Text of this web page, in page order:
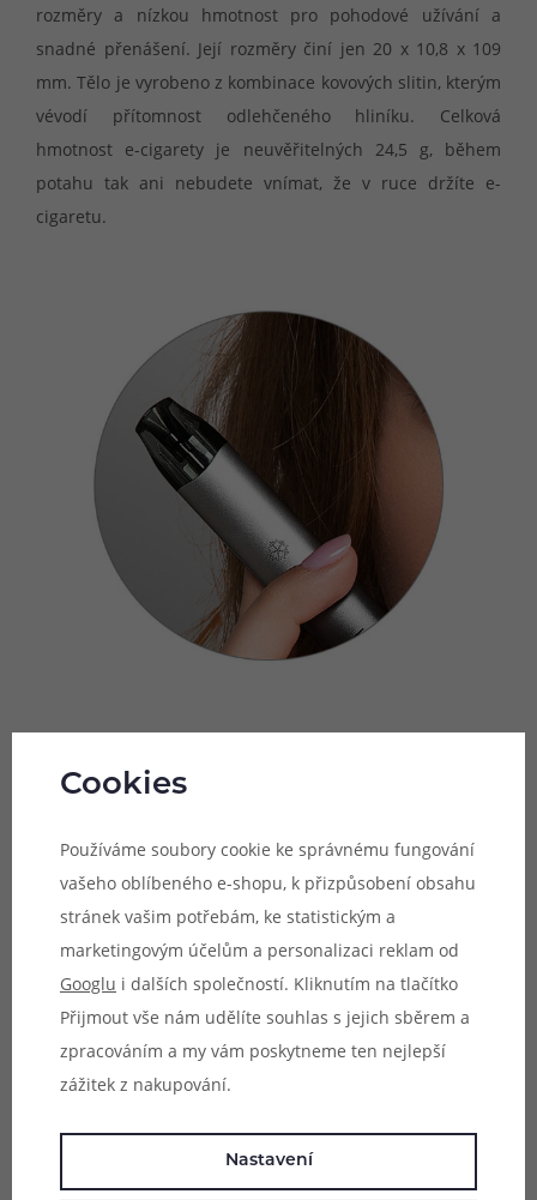
rozměry a nízkou hmotnost pro pohodové užívání a
snadné přenášení. Její rozměry činí jen 20 x 10,8 x 109
mm. Tělo je vyrobeno z kombinace kovových slitin, kterým
vévodí přítomnost odlehčeného hliníku. Celková
hmotnost e-cigarety je neuvěřitelných 24,5 g, během
potahu tak ani nebudete vnímat, že v ruce držíte e-
cigaretu.
tlačítko. Jednoduše naplníte cartridge e-liquidem,
začít potahovat z náustku. Jakmile potáhnete z náustku,
Cookies
Používáme soubory cookie ke správnému fungování
vašeho oblíbeného e-shopu, k přizpůsobení obsahu
stránek vašim potřebám, ke statistickým a
marketingovým účelům a personalizaci reklam od
Googlu i dalších společností. Kliknutím na tlačítko
Přijmout vše nám udělíte souhlas s jejich sběrem a
zpracováním a my vám poskytneme ten nejlepší
zážitek z nakupování.
Nastavení